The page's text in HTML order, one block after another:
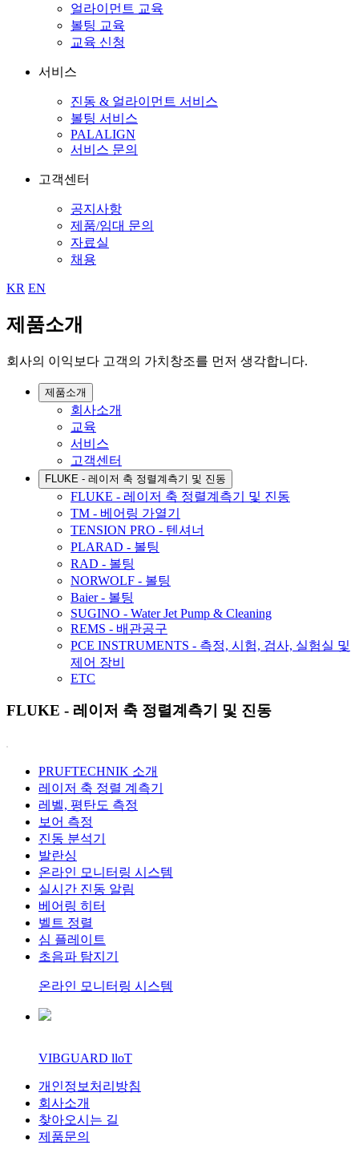
얼라이먼트 교육
볼팅 교육
교육 신청
서비스
진동 & 얼라이먼트 서비스
볼팅 서비스
PALALIGN
서비스 문의
고객센터
공지사항
제품/임대 문의
자료실
채용
KR EN
제품소개
회사의 이익보다 고객의 가치창조를 먼저 생각합니다.
제품소개
회사소개
교육
서비스
고객센터
FLUKE - 레이저 축 정렬계측기 및 진동
FLUKE - 레이저 축 정렬계측기 및 진동
TM - 베어링 가열기
TENSION PRO - 텐셔너
PLARAD - 볼팅
RAD - 볼팅
NORWOLF - 볼팅
Baier - 볼팅
SUGINO - Water Jet Pump & Cleaning
REMS - 배관공구
PCE INSTRUMENTS - 측정, 시험, 검사, 실험실 및
제어 장비
ETC
FLUKE - 레이저 축 정렬계측기 및 진동
PRUFTECHNIK 소개
레이저 축 정렬 계측기
레벨, 평탄도 측정
보어 측정
진동 분석기
발란싱
온라인 모니터링 시스템
실시간 진동 알림
베어링 히터
벨트 정렬
심 플레이트
초음파 탐지기
온라인 모니터링 시스템
VIBGUARD lloT
개인정보처리방침
회사소개
찾아오시는 길
제품문의